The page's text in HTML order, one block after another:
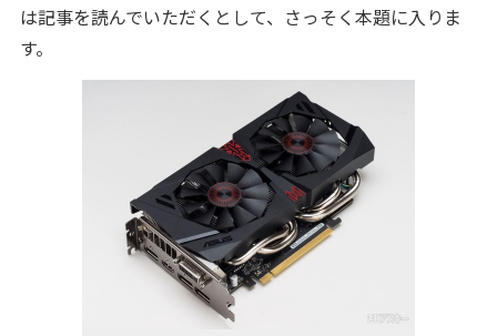
は記事を読んでいただくとして、さっそく本題に入りま
す。